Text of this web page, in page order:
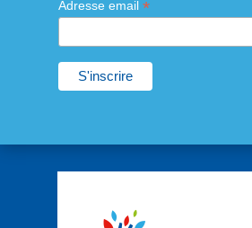
Adresse email *